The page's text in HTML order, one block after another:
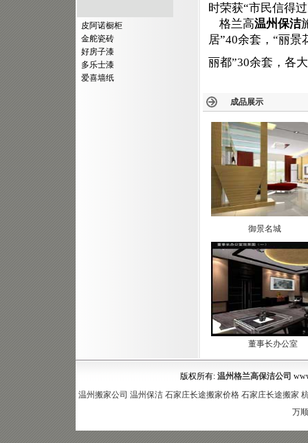
皮阿诺橱柜
金舵瓷砖
好房子漆
多乐士漆
爱喜墙纸
时荣获“市民信得
格兰高温州保洁
居”40余套，“丽景
丽都”30余套，各
成品展示
御景名城
董事长办公室
版权所有: 温州格兰高保洁公司
温州搬家公司 温州保洁 石家庄长途搬家价格 石家庄长途搬家
万